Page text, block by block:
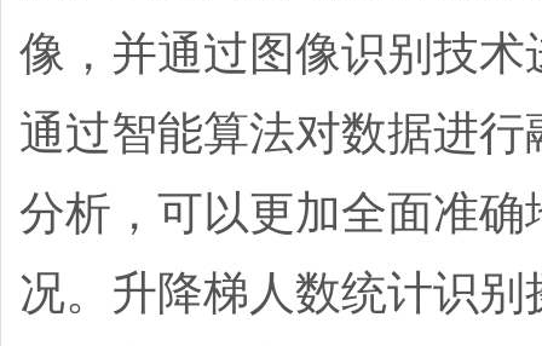
像，并通过图像识别技
通过智能算法对数据进
分析，可以更加全面准
况。升降梯人数统计识